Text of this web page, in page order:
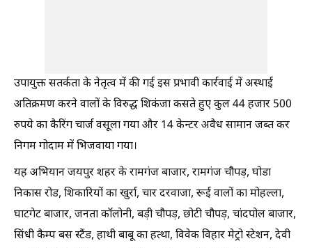
उपायुक्त सतर्कता के नेतृत्व में की गई इस प्रभावी कार्रवाई में अस्थाई
अतिक्रमण करने वालों के विरुद्ध शिकंजा कसते हुए कुल 44 हजार 500
रुपये का कैरिंग चार्ज वसूला गया और 14 केन्टर अवैध सामान जब्त कर
निगम गोदाम में भिजवाया गया।
यह अभियान जयपुर शहर के रामगंज बाजार, रामगंज चौपड़, घोडा
निकास रोड, शिकारियों का खुर्रा, चार दरवाजा, रूई वालों का मोहल्ला,
घाटगेट बाजार, जनता कॉलोनी, बड़ी चौपड़, छोटी चौपड़, चांदपोल बाजार,
सिंधी कैम्प बस स्टैंड, हाथी बाबू का हत्था, विवेक विहार मेट्रो स्टेशन, देवी